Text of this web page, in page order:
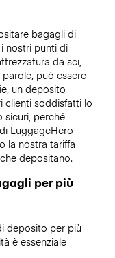
bagagli di
nostri punti di
da sci,
può essere
un deposito
clienti soddisfatti lo
sicuri, perché
LuggageHero
la nostra tariffa
depositano.
per più
deposito per più
è essenziale